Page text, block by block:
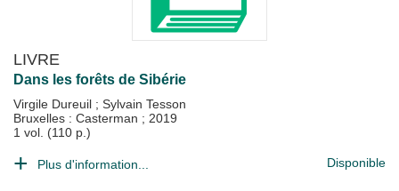
LIVRE
Dans les forêts de Sibérie
Virgile Dureuil ; Sylvain Tesson
Bruxelles : Casterman ; 2019
1 vol. (110 p.)
Plus d'information... Disponible